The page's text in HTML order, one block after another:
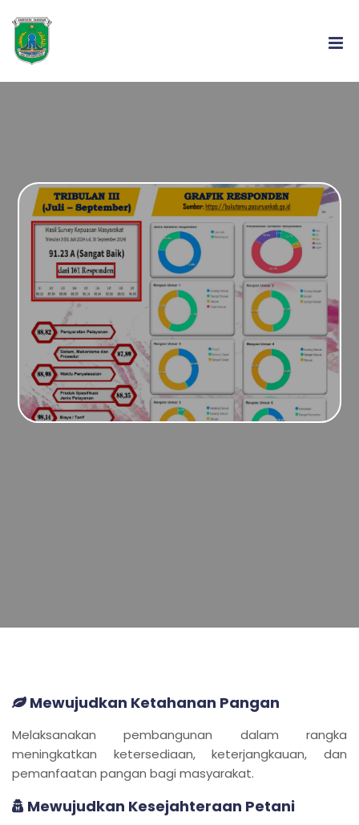
Mewujudkan Ketahanan Pangan
Melaksanakan pembangunan dalam rangka
meningkatkan ketersediaan, keterjangkauan, dan
pemanfaatan pangan bagi masyarakat.
Mewujudkan Kesejahteraan Petani